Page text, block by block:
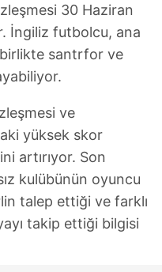
30 Haziran
İngiliz futbolcu, ana
santrfor ve
ve
yüksek skor
artırıyor. Son
kulübünün oyuncu
talep ettiği ve farklı
takip ettiği bilgisi